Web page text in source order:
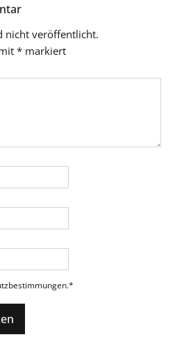
nicht veröffentlicht.
* markiert
*